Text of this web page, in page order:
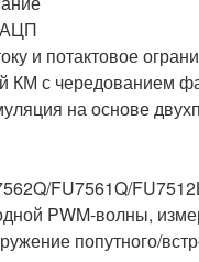
АЦП
и потактовое
с чередованием
на основе
FU7561Q/
PWM-волны,
попутного/